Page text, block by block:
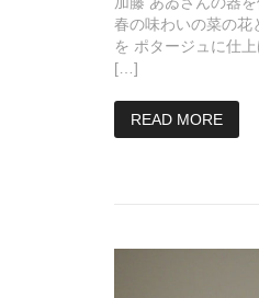
春の味わいの菜の花
を ポタージュに仕
[…]
READ MORE